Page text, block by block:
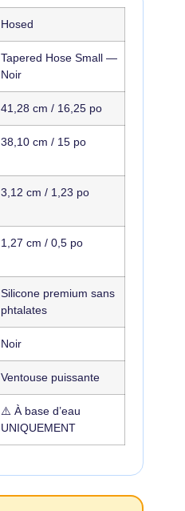
Hosed
Tapered Hose Small —
Noir
41,28 cm / 16,25 po
38,10 cm / 15 po
3,12 cm / 1,23 po
1,27 cm / 0,5 po
Silicone premium sans
phtalates
Noir
Ventouse puissante
⚠️ À base d’eau
UNIQUEMENT